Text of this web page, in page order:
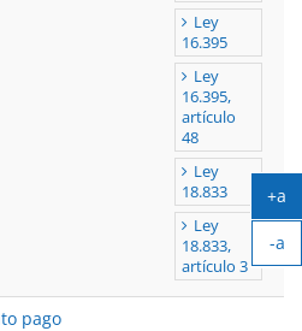
Ley
16.395
Ley
16.395,
artículo
48
Ley
18.833
Ley
18.833,
artículo 3
pago
+a
-a